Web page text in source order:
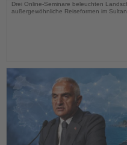
Drei Online-Seminare beleuchten
außergewöhnliche Reiseformen im